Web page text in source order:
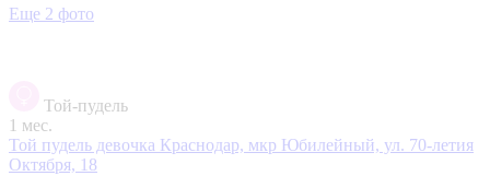
Еще 2 фото
Той-пудель
1 мес.
Той пудель девочка Краснодар, мкр Юбилейный, ул. 70-летия
Октября, 18